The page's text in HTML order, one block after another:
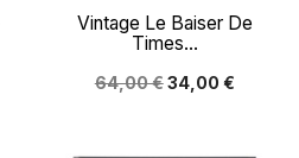
Vintage Le Baiser De
Times...
64,00 €34,00 €